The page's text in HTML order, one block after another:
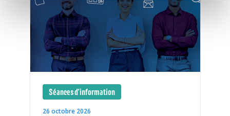
Séances d'information
26 octobre 2026